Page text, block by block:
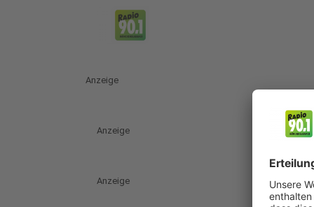
Anzeige
Anzeige
Anzeige